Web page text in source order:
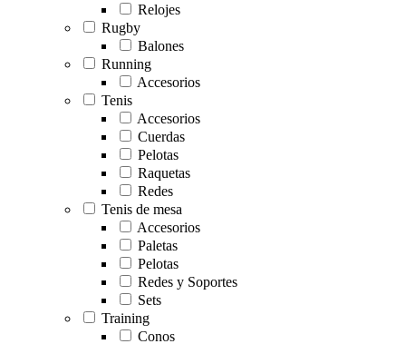
Relojes
Rugby
Balones
Running
Accesorios
Tenis
Accesorios
Cuerdas
Pelotas
Raquetas
Redes
Tenis de mesa
Accesorios
Paletas
Pelotas
Redes y Soportes
Sets
Training
Conos